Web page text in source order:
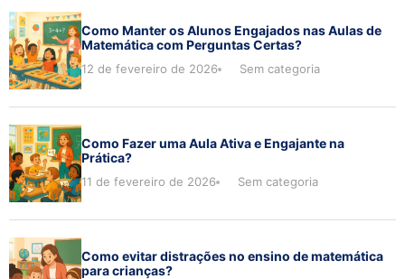
Como Manter os Alunos Engajados nas Aulas de
Matemática com Perguntas Certas?
12 de fevereiro de 2026 Sem categoria
Como Fazer uma Aula Ativa e Engajante na
Prática?
11 de fevereiro de 2026 Sem categoria
Como evitar distrações no ensino de matemática
para crianças?